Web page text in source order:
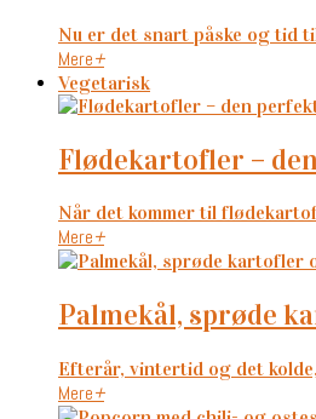
Nu er det snart påske og tid
Mere+
Vegetarisk
flødekartofler –
Når det kommer til
Mere+
palmekål, sprøde
Efterår, vintertid og det
Mere+